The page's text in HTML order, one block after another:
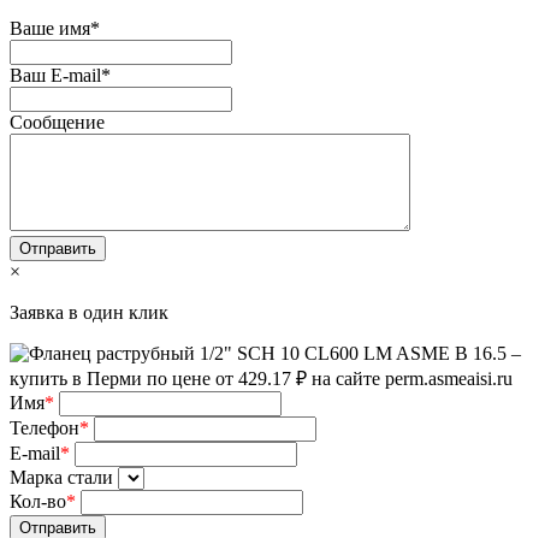
Ваше имя*
Ваш E-mail*
Сообщение
×
Заявка в один клик
Имя*
Телефон*
E-mail*
Марка стали
Кол-во*
Отправить